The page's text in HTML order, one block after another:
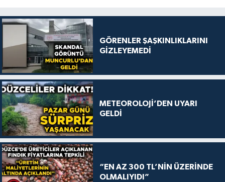
GÖRENLER ŞAŞKINLIKLARINI
GİZLEYEMEDİ
METEOROLOJİ’DEN UYARI
GELDİ
“EN AZ 300 TL’NİN ÜZERİNDE
OLMALIYIDI”